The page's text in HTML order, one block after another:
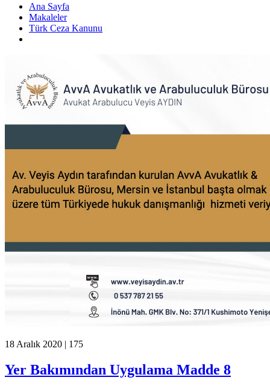
Ana Sayfa
Makaleler
Türk Ceza Kanunu
18 Aralık 2020 | 175
Yer Bakımından Uygulama Madde 8